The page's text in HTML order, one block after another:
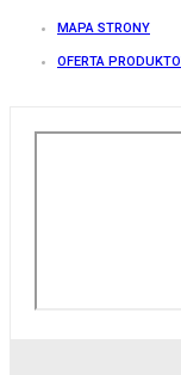
MAPA STRONY
OFERTA